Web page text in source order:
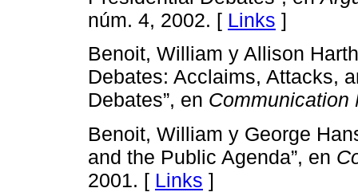
núm. 4, 2002. [ Links ]
Benoit, William y Allison
Debates: Acclaims, Attacks,
Debates”, en Communication
Benoit, William y George
and the Public Agenda”, en
2001. [ Links ]